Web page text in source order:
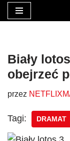
treści
Biały
obejrzeć
przez
Tagi: DRAMAT